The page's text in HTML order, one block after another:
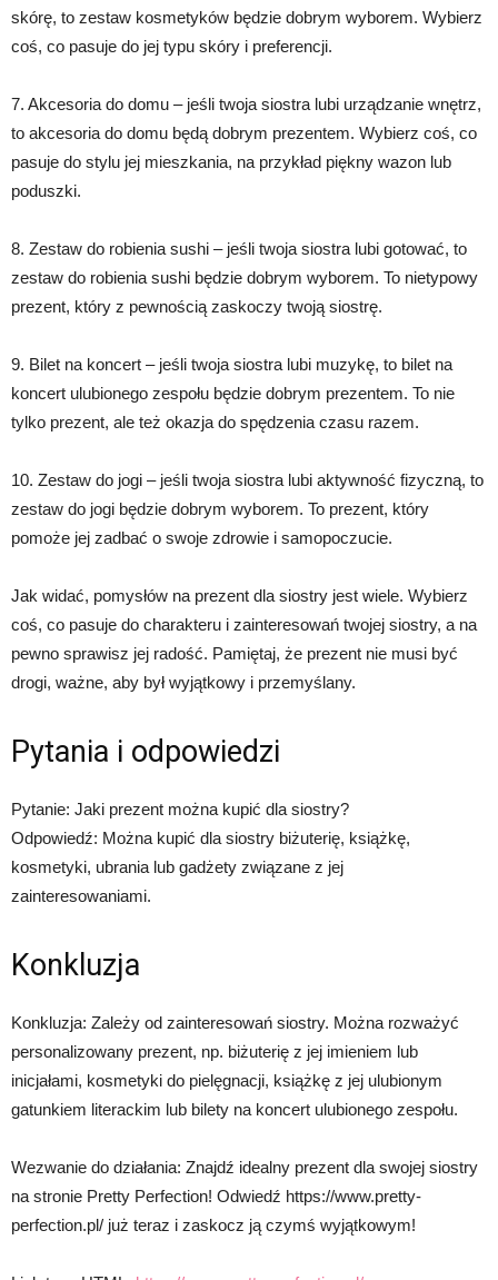
skórę, to zestaw kosmetyków będzie dobrym wyborem. Wybierz
coś, co pasuje do jej typu skóry i preferencji.
7. Akcesoria do domu – jeśli twoja siostra lubi urządzanie wnętrz,
to akcesoria do domu będą dobrym prezentem. Wybierz coś, co
pasuje do stylu jej mieszkania, na przykład piękny wazon lub
poduszki.
8. Zestaw do robienia sushi – jeśli twoja siostra lubi gotować, to
zestaw do robienia sushi będzie dobrym wyborem. To nietypowy
prezent, który z pewnością zaskoczy twoją siostrę.
9. Bilet na koncert – jeśli twoja siostra lubi muzykę, to bilet na
koncert ulubionego zespołu będzie dobrym prezentem. To nie
tylko prezent, ale też okazja do spędzenia czasu razem.
10. Zestaw do jogi – jeśli twoja siostra lubi aktywność fizyczną, to
zestaw do jogi będzie dobrym wyborem. To prezent, który
pomoże jej zadbać o swoje zdrowie i samopoczucie.
Jak widać, pomysłów na prezent dla siostry jest wiele. Wybierz
coś, co pasuje do charakteru i zainteresowań twojej siostry, a na
pewno sprawisz jej radość. Pamiętaj, że prezent nie musi być
drogi, ważne, aby był wyjątkowy i przemyślany.
Pytania i odpowiedzi
Pytanie: Jaki prezent można kupić dla siostry?
Odpowiedź: Można kupić dla siostry biżuterię, książkę,
kosmetyki, ubrania lub gadżety związane z jej
zainteresowaniami.
Konkluzja
Konkluzja: Zależy od zainteresowań siostry. Można rozważyć
personalizowany prezent, np. biżuterię z jej imieniem lub
inicjałami, kosmetyki do pielęgnacji, książkę z jej ulubionym
gatunkiem literackim lub bilety na koncert ulubionego zespołu.
Wezwanie do działania: Znajdź idealny prezent dla swojej siostry
na stronie Pretty Perfection! Odwiedź https://www.pretty-
perfection.pl/ już teraz i zaskocz ją czymś wyjątkowym!